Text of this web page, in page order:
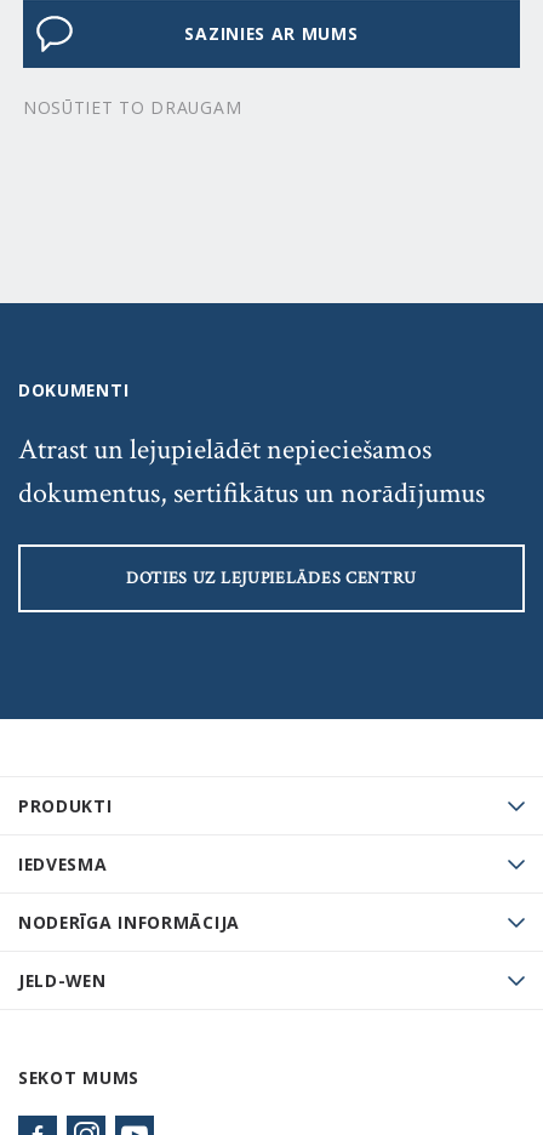
SAZINIES AR MUMS
NOSŪTIET TO DRAUGAM
PRODUKTI
IEDVESMA
NODERĪGA INFORMĀCIJA
JELD-WEN
SEKOT MUMS
DOKUMENTI
Atrast un lejupielādēt nepieciešamos
dokumentus, sertifikātus un norādījumus
DOTIES UZ LEJUPIELĀDES CENTRU